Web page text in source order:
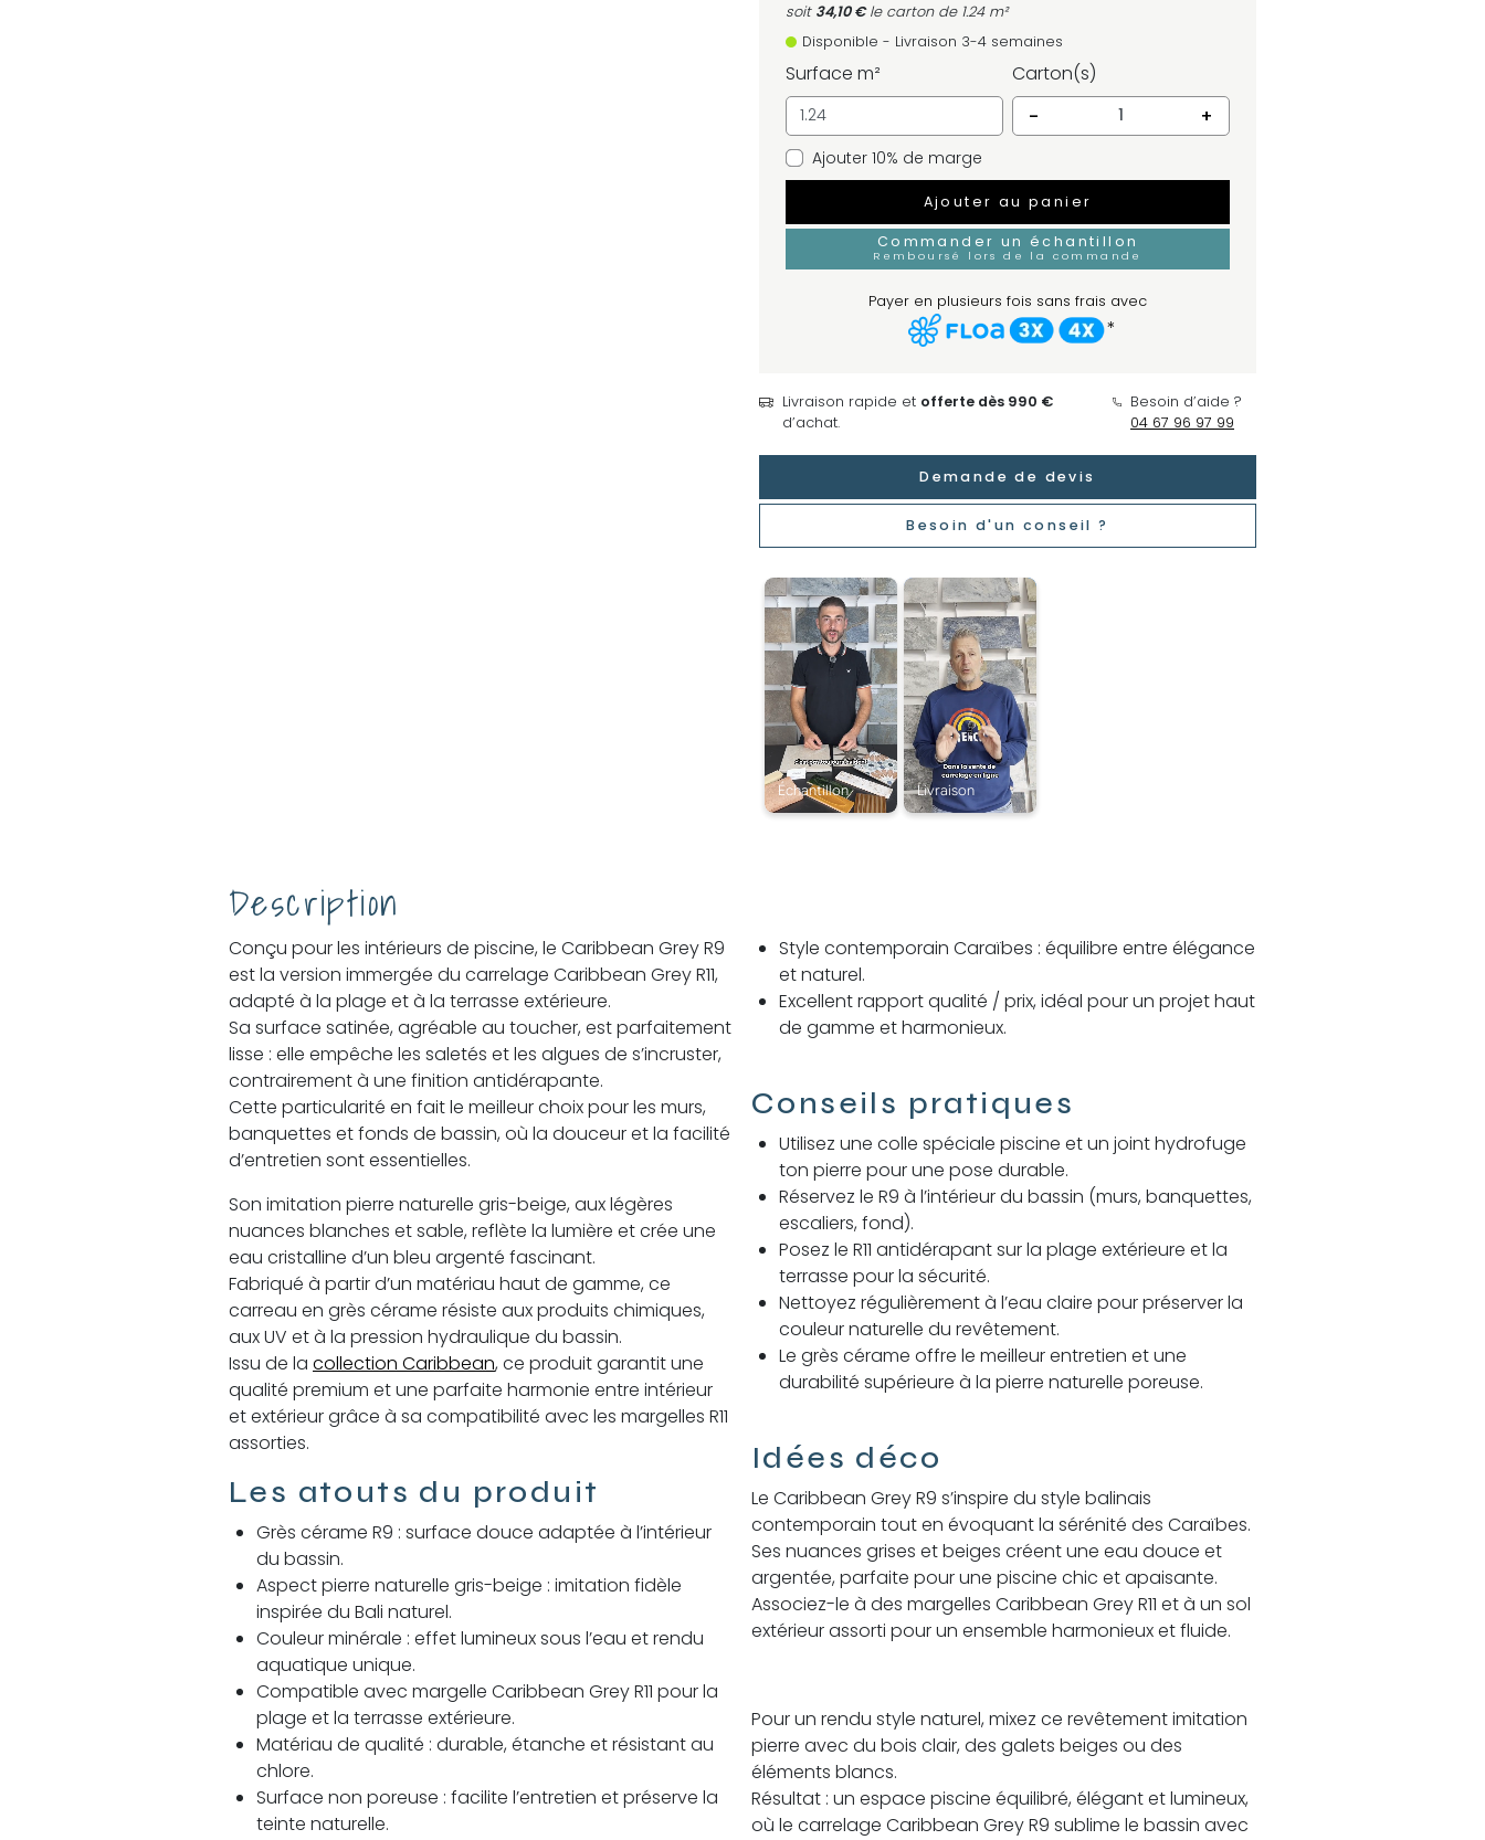
soit 34,10 €le carton de 1.24 m²
Disponible - Livraison 3-4 semaines
Surface m²
Carton(s)
-
+
Ajouter 10% de marge
Ajouter au panier
Commander un échantillon
Remboursé lors de la commande
Payer en plusieurs fois sans frais avec
*
Livraison rapide et offerte dès 990 €
d’achat.
Besoin d’aide ?
04 67 96 97 99
Demande de devis
Besoin d'un conseil ?
Description
Conçu pour les intérieurs de piscine, le Caribbean Grey R9
est la version immergée du carrelage Caribbean Grey R11,
adapté à la plage et à la terrasse extérieure.
Sa surface satinée, agréable au toucher, est parfaitement
lisse : elle empêche les saletés et les algues de s’incruster,
contrairement à une finition antidérapante.
Cette particularité en fait le meilleur choix pour les murs,
banquettes et fonds de bassin, où la douceur et la facilité
d’entretien sont essentielles.
Son imitation pierre naturelle gris-beige, aux légères
nuances blanches et sable, reflète la lumière et crée une
eau cristalline d’un bleu argenté fascinant.
Fabriqué à partir d’un matériau haut de gamme, ce
carreau en grès cérame résiste aux produits chimiques,
aux UV et à la pression hydraulique du bassin.
Issu de la collection Caribbean, ce produit garantit une
qualité premium et une parfaite harmonie entre intérieur
et extérieur grâce à sa compatibilité avec les margelles R11
assorties.
Les atouts du produit
Grès cérame R9 : surface douce adaptée à l’intérieur
du bassin.
Aspect pierre naturelle gris-beige : imitation fidèle
inspirée du Bali naturel.
Couleur minérale : effet lumineux sous l’eau et rendu
aquatique unique.
Compatible avec margelle Caribbean Grey R11 pour la
plage et la terrasse extérieure.
Matériau de qualité : durable, étanche et résistant au
chlore.
Surface non poreuse : facilite l’entretien et préserve la
teinte naturelle.
Style contemporain Caraïbes : équilibre entre élégance
et naturel.
Excellent rapport qualité / prix, idéal pour un projet haut
de gamme et harmonieux.
Conseils pratiques
Utilisez une colle spéciale piscine et un joint hydrofuge
ton pierre pour une pose durable.
Réservez le R9 à l’intérieur du bassin (murs, banquettes,
escaliers, fond).
Posez le R11 antidérapant sur la plage extérieure et la
terrasse pour la sécurité.
Nettoyez régulièrement à l’eau claire pour préserver la
couleur naturelle du revêtement.
Le grès cérame offre le meilleur entretien et une
durabilité supérieure à la pierre naturelle poreuse.
Idées déco
Le Caribbean Grey R9 s’inspire du style balinais
contemporain tout en évoquant la sérénité des Caraïbes.
Ses nuances grises et beiges créent une eau douce et
argentée, parfaite pour une piscine chic et apaisante.
Associez-le à des margelles Caribbean Grey R11 et à un sol
extérieur assorti pour un ensemble harmonieux et fluide.
Pour un rendu style naturel, mixez ce revêtement imitation
pierre avec du bois clair, des galets beiges ou des
éléments blancs.
Résultat : un espace piscine équilibré, élégant et lumineux,
où le carrelage Caribbean Grey R9 sublime le bassin avec